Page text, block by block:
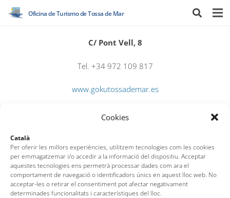
Cookies
Català
Per oferir les millors experiències, utilitzem tecnologies com les cookies
per emmagatzemar i/o accedir a la informació del dispositiu. Acceptar
aquestes tecnologies ens permetrà processar dades com ara el
comportament de navegació o identificadors únics en aquest lloc web. No
acceptar-les o retirar el consentiment pot afectar negativament
determinades funcionalitats i característiques del lloc.
Oficina de Turismo de Tossa de Mar
C/ Pont Vell, 8
Tel. +34 972 109 817
www.gokutossademar.es
Oficina de Turismo de Tossa de Mar